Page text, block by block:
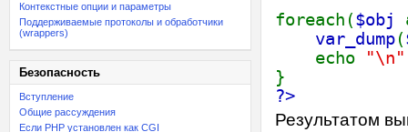
Контекстные опции и параметры
Поддерживаемые протоколы и обработчики
(wrappers)
Безопасность
Вступление
Общие рассуждения
Если PHP установлен как CGI
foreach($obj
var_dump(
echo
"\n"
}
?>
Результатом